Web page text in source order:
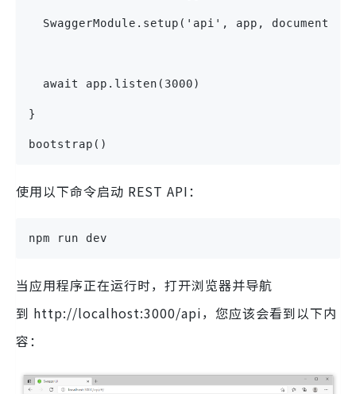
  SwaggerModule.setup('api', app, document);
  await app.listen(3000)
}
bootstrap()
使用以下命令启动 REST API：
npm run dev
当应用程序正在运行时，打开浏览器并导航
到 http://localhost:3000/api，您应该会看到以下内
容：